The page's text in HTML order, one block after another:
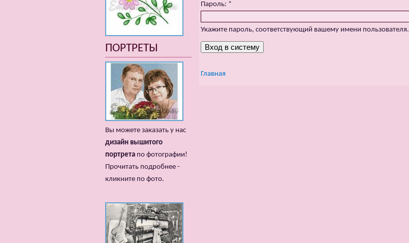
Пароль: *
Укажите пароль, соответствующий вашему имени пользователя.
Главная
ПОРТРЕТЫ
Вы можете заказать у нас
дизайн вышитого
портрета по фотографии!
Прочитать подробнее -
кликните по фото.